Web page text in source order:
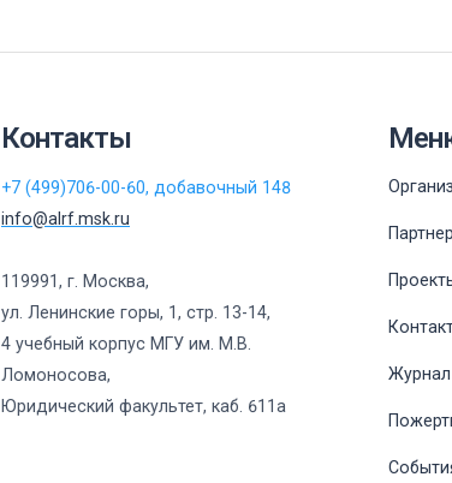
Контакты
+7 (499)706-00-60, добавочный 148
info@alrf.msk.ru
119991, г. Москва,
ул. Ленинские горы, 1, стр. 13-14,
4 учебный корпус МГУ им. М.В.
Ломоносова,
Юридический факультет, каб. 611а